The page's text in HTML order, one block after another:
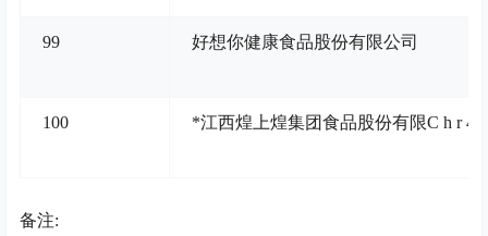
99 好想你健康食品股份有限公司
100 *江西煌上煌集团食品股份有限C h r 4
备注: